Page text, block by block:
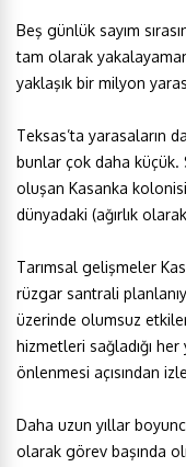
Beş günlük sayım
tam olarak
yaklaşık bir milyon
Teksas’ta yarasaların
bunlar çok daha küçük.
oluşan Kasanka
dünyadaki (ağırlık
Tarımsal gelişmeler
rüzgar santrali
üzerinde olumsuz
hizmetleri sağladığı
önlenmesi açısından
Daha uzun yıllar
olarak görev başında